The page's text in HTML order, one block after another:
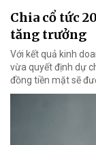
Chia cổ tức
tăng trưởng
Với kết quả kinh
vừa quyết định dự
đồng tiền mặt sẽ